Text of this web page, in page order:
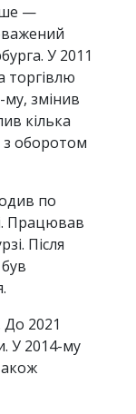
—
У 2011
торгівлю
му, змінив
кілька
з оборотом
по
Працював
Після
До 2021
У 2014-му